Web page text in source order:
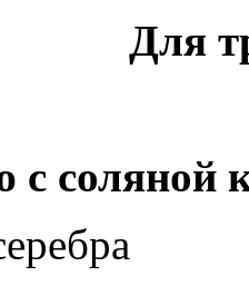
Для
со­ля­ной